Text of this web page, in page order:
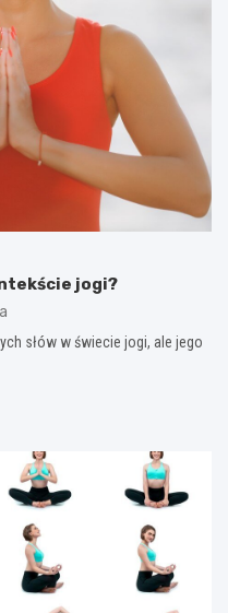
jogi?
słów w świecie jogi, ale jego